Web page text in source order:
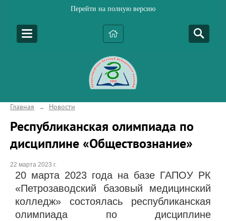
Перейти на полную версию
Главная → Новости
Республиканская олимпиада по
дисциплине «Обществознание»
22 марта 2023 г.
20 марта 2023 года на базе ГАПОУ РК
«Петрозаводский базовый медицинский
колледж» состоялась республиканская
олимпиада по дисциплине